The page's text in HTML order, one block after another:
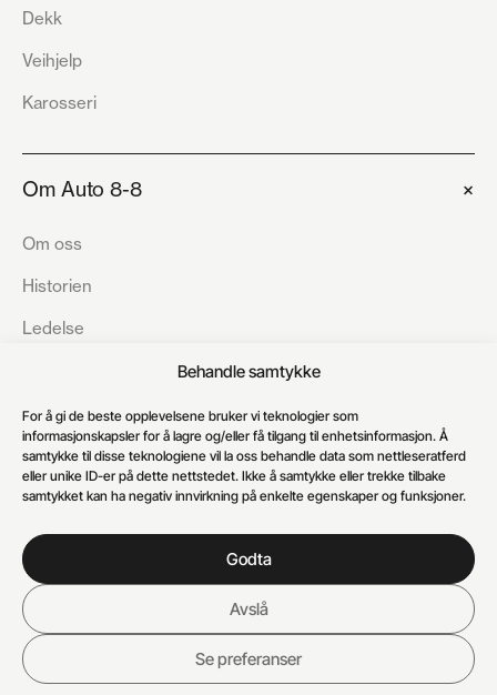
Behandle samtykke
For å gi de beste opplevelsene bruker vi teknologier som
informasjonskapsler for å lagre og/eller få tilgang til enhetsinformasjon. Å
samtykke til disse teknologiene vil la oss behandle data som nettleseratferd
eller unike ID-er på dette nettstedet. Ikke å samtykke eller trekke tilbake
samtykket kan ha negativ innvirkning på enkelte egenskaper og funksjoner.
Godta
Avslå
Se preferanser
Dekk
Veihjelp
Karosseri
Om Auto 8-8 +
Om oss
Historien
Ledelse
Åpenhetsloven
Karriere
Kundesenter
Personvern Informasjonskapsler© 2026 Auto 8-8 AS